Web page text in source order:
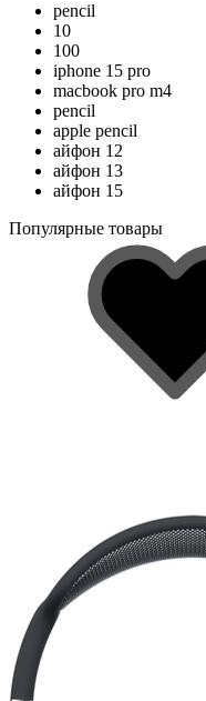
pencil
10
100
iphone 15 pro
macbook pro m4
pencil
apple pencil
айфон 12
айфон 13
айфон 15
Популярные товары